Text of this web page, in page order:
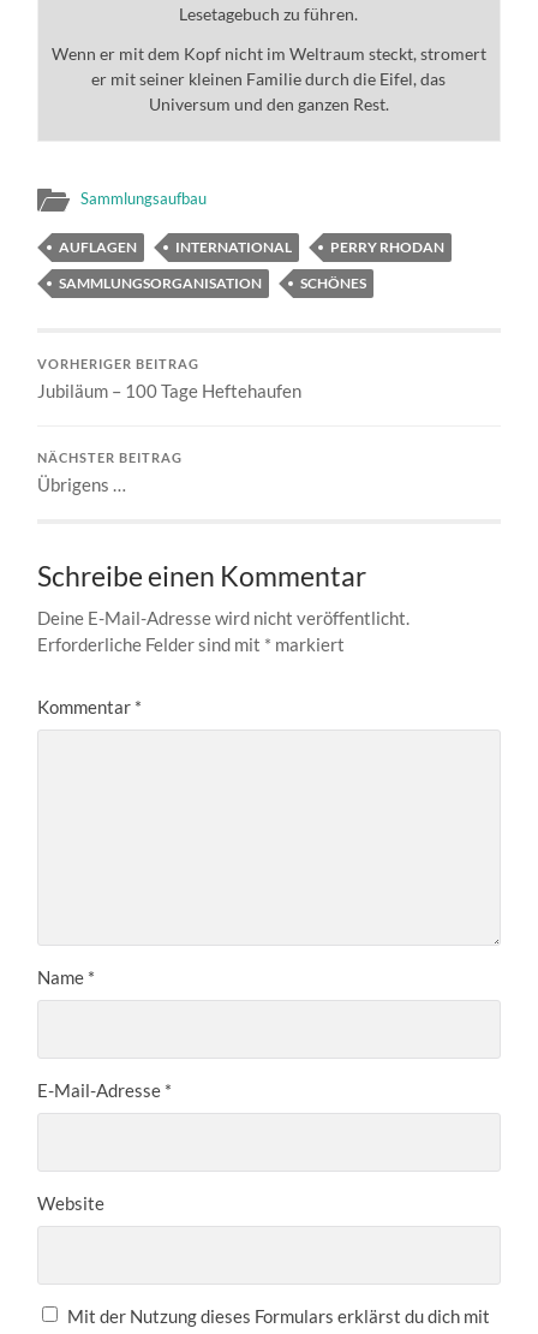
Lesetagebuch zu führen.
Wenn er mit dem Kopf nicht im Weltraum steckt, stromert
er mit seiner kleinen Familie durch die Eifel, das
Universum und den ganzen Rest.
Sammlungsaufbau
AUFLAGEN INTERNATIONAL
PERRY RHODAN
SAMMLUNGSORGANISATION
SCHÖNES
VORHERIGER BEITRAG
Jubiläum – 100 Tage Heftehaufen
NÄCHSTER BEITRAG
Übrigens …
Schreibe einen Kommentar
Deine E-Mail-Adresse wird nicht veröffentlicht.
Erforderliche Felder sind mit * markiert
Kommentar *
Name *
E-Mail-Adresse *
Website
Mit der Nutzung dieses Formulars erklärst du dich mit